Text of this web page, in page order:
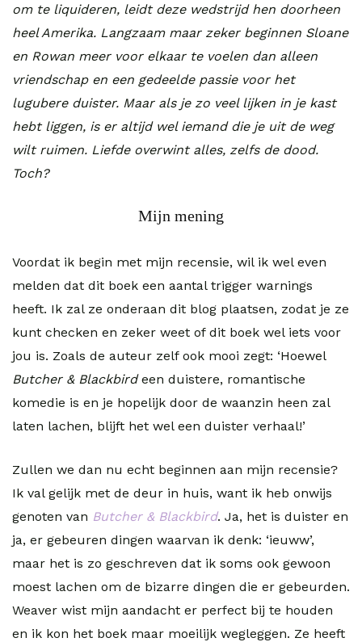
om te liquideren, leidt deze wedstrijd hen doorheen
heel Amerika. Langzaam maar zeker beginnen Sloane
en Rowan meer voor elkaar te voelen dan alleen
vriendschap en een gedeelde passie voor het
lugubere duister. Maar als je zo veel lijken in je kast
hebt liggen, is er altijd wel iemand die je uit de weg
wilt ruimen. Liefde overwint alles, zelfs de dood.
Toch?
Mijn mening
Voordat ik begin met mijn recensie, wil ik wel even
melden dat dit boek een aantal trigger warnings
heeft. Ik zal ze onderaan dit blog plaatsen, zodat je ze
kunt checken en zeker weet of dit boek wel iets voor
jou is. Zoals de auteur zelf ook mooi zegt: ‘Hoewel
Butcher & Blackbirdeen duistere, romantische
komedie is en je hopelijk door de waanzin heen zal
laten lachen, blijft het wel een duister verhaal!’
Zullen we dan nu echt beginnen aan mijn recensie?
Ik val gelijk met de deur in huis, want ik heb onwijs
genoten van Butcher & Blackbird. Ja, het is duister en
ja, er gebeuren dingen waarvan ik denk: ‘ieuww’,
maar het is zo geschreven dat ik soms ook gewoon
moest lachen om de bizarre dingen die er gebeurden.
Weaver wist mijn aandacht er perfect bij te houden
en ik kon het boek maar moeilijk wegleggen. Ze heeft